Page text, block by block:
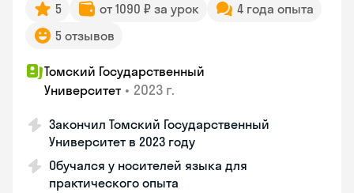
5 от 1090 ₽ за урок
4 года опыта
5 отзывов
Томский Государственный
Университет • 2023 г.
Закончил Томский Государственный
Университет в 2023 году
Обучался у носителей языка для
практического опыта